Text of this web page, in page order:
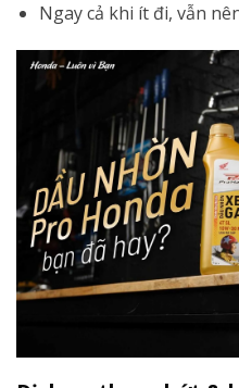
Ngay cả khi ít đi, vẫn